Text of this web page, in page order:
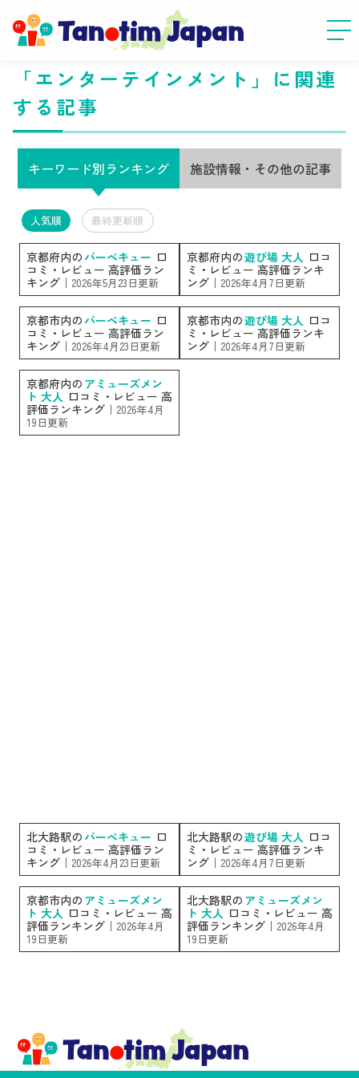
「エンターテインメント」に関連
する記事
キーワード別ランキング 施設情報・その他の記事
人気順 最終更新順
京都府内の バーベキュー 口
コミ・レビュー 高評価ラン
キング｜ 2026年5月23日更新
京都府内の遊び場 大人 口コ
ミ・レビュー 高評価ランキ
ング｜ 2026年4月7日更新
京都市内の バーベキュー 口
コミ・レビュー 高評価ラン
キング｜ 2026年4月23日更新
京都市内の遊び場 大人 口コ
ミ・レビュー 高評価ランキ
ング｜ 2026年4月7日更新
京都府内の アミューズメン
ト 大人 口コミ・レビュー 高
評価ランキング｜ 2026年4月
19日更新
北大路駅の バーベキュー 口
コミ・レビュー 高評価ラン
キング｜ 2026年4月23日更新
北大路駅の遊び場 大人 口コ
ミ・レビュー 高評価ランキ
ング｜ 2026年4月7日更新
京都市内の アミューズメン
ト 大人 口コミ・レビュー 高
評価ランキング｜ 2026年4月
19日更新
北大路駅の アミューズメン
ト 大人 口コミ・レビュー 高
評価ランキング｜ 2026年4月
19日更新